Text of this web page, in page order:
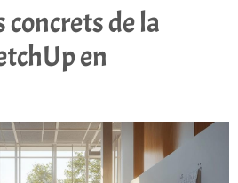
concrets de la
en